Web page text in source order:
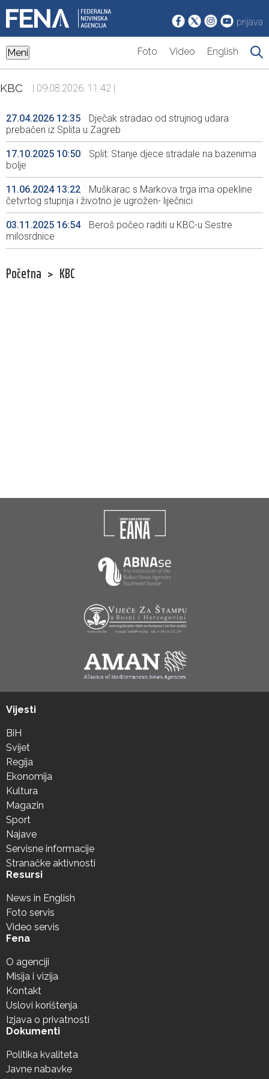
prijava
Meni Foto Video English
KBC | 09.08.2026. 11:42 |
27.04.2026 12:35
Dječak stradao od strujnog udara
prebačen iz Splita u Zagreb
17.10.2025 10:50
Split: Stanje djece stradale na bazenima
bolje
11.06.2024 13:22
Muškarac s Markova trga ima opekline
četvrtog stupnja i životno je ugrožen- liječnici
03.11.2025 16:54
Beroš počeo raditi u KBC-u Sestre
milosrdnice
Početna > KBC
Vijesti
BiH
Svijet
Regija
Ekonomija
Kultura
Magazin
Sport
Najave
Servisne informacije
Stranačke aktivnosti
Resursi
News in English
Foto servis
Video servis
Fena
O agenciji
Misija i vizija
Kontakt
Uslovi korištenja
Izjava o privatnosti
Dokumenti
Politika kvaliteta
Javne nabavke